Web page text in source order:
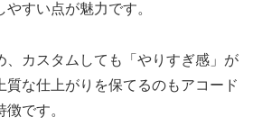
すい点が魅力です。
、カスタムしても「やりすぎ感」が
質な仕上がりを保てるのもアコード
です。